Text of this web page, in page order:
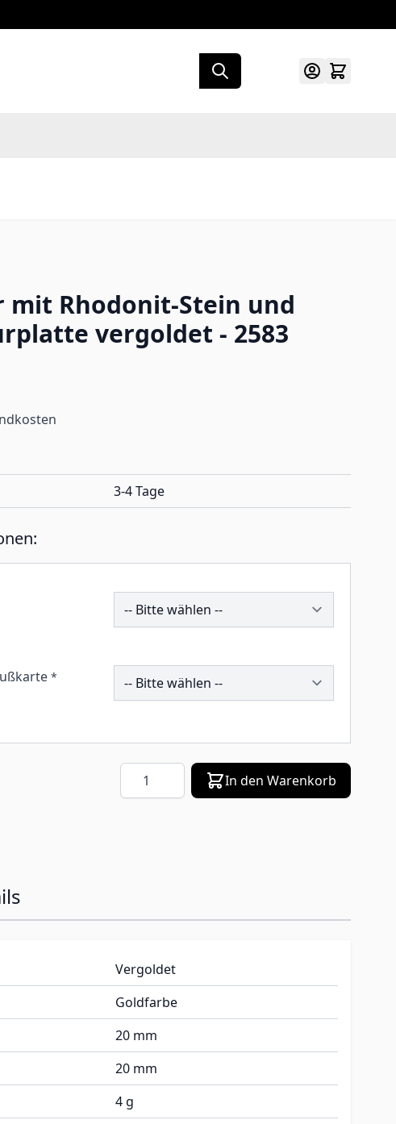
mit Rhodonit-Stein und
vergoldet - 2583
3-4 Tage
202674
* 260130
Menge In den Warenkorb
Vergoldet
Goldfarbe
20 mm
20 mm
4 g